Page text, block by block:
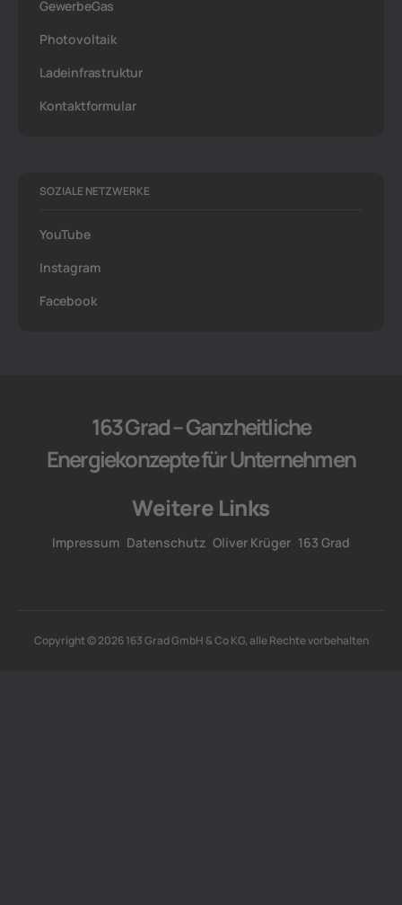
GewerbeGas
Photovoltaik
Ladeinfrastruktur
Kontaktformular
SOZIALE NETZWERKE
YouTube
Instagram
Facebook
163 Grad – Ganzheitliche
Energiekonzepte für Unternehmen
Weitere Links
Impressum Datenschutz Oliver Krüger 163 Grad
Copyright © 2026 163 Grad GmbH & Co KG, alle Rechte vorbehalten